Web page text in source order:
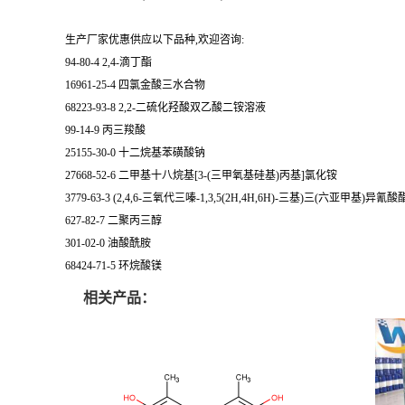
生产厂家优惠供应以下品种,欢迎咨询:
94-80-4 2,4-滴丁酯
16961-25-4 四氯金酸三水合物
68223-93-8 2,2-二硫化羟酸双乙酸二铵溶液
99-14-9 丙三羧酸
25155-30-0 十二烷基苯磺酸钠
27668-52-6 二甲基十八烷基[3-(三甲氧基硅基)丙基]氯化铵
3779-63-3 (2,4,6-三氧代三嗪-1,3,5(2H,4H,6H)-三基)三(六亚甲基)异氰酸
627-82-7 二聚丙三醇
301-02-0 油酸酰胺
68424-71-5 环烷酸镁
相关产品：